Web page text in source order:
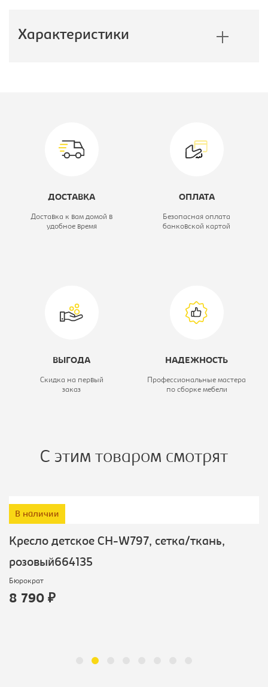
Характеристики
Цвет материала: оранжевое,
ДОСТАВКА
Доставка к вам домой в
удобное время
ОПЛАТА
Безопасная оплата
банковской картой
ВЫГОДА
Скидка на первый
заказ
НАДЕЖНОСТЬ
Профессиональные мастера
по сборке мебели
С этим товаром смотрят
В наличии
Кресло детское CH-W797, сетка/ткань,
розовый664135
Бюрократ
8 790 ₽